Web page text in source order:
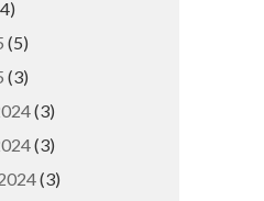
(5)
(3)
(3)
(3)
(3)